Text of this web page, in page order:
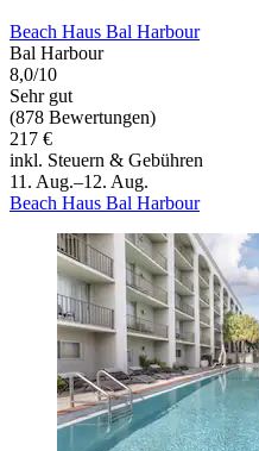
Beach Haus Bal Harbour
Bal Harbour
8,0/10
Sehr gut
(878 Bewertungen)
217 €
inkl. Steuern & Gebühren
11. Aug.–12. Aug.
Beach Haus Bal Harbour